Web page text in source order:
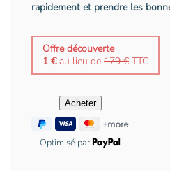
rapidement et prendre les
Offre découverte
1 €au lieu de 179 € TTC
Optimisé par